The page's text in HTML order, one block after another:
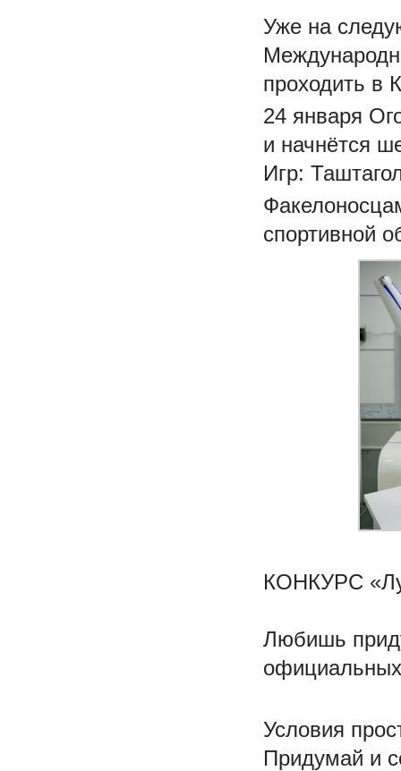
Уже на
проходить в
24 января
и начнётся
Игр:
спортивной
КОНКУРС
Любишь
официальных
Условия
Придумай и